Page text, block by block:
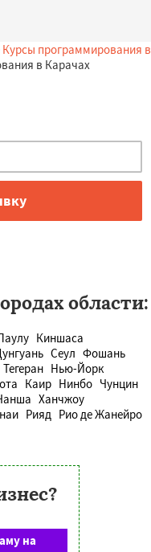
Курсы программирования в
в Карачах
области:
Киншаса
Сеул Фошань
Тегеран Нью-Йорк
Каир Нинбо Чунцин
Ханчжоу
Рияд Рио де Жанейро
на